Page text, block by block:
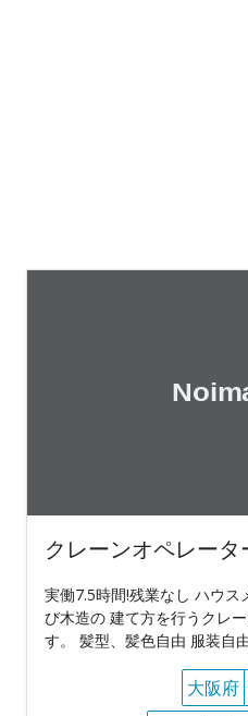
クレーンオペレータ
実働7.5時間!残業なし ハウス
び木造の 建て方を行うクレ
す。 髪型、髪色自由 服装自
大阪府